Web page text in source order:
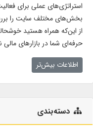
استراتژی‌های عملی برای
بخش‌های مختلف سایت را
از این‌که همراه هستید
حرفه‌ای شما در بازارهای مالی
اطلاعات بیش‌تر
دسته‌بندی